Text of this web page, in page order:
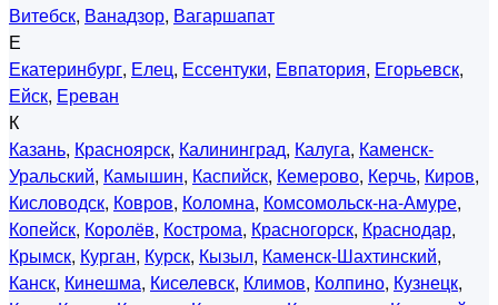
Витебск, Ванадзор, Вагаршапат
Е
Екатеринбург, Елец, Ессентуки, Евпатория, Егорьевск,
Ейск, Ереван
К
Казань, Красноярск, Калининград, Калуга, Каменск-
Уральский, Камышин, Каспийск, Кемерово, Керчь, Киров,
Кисловодск, Ковров, Коломна, Комсомольск-на-Амуре,
Копейск, Королёв, Кострома, Красногорск, Краснодар,
Крымск, Курган, Курск, Кызыл, Каменск-Шахтинский,
Канск, Кинешма, Киселевск, Климов, Колпино, Кузнецк,